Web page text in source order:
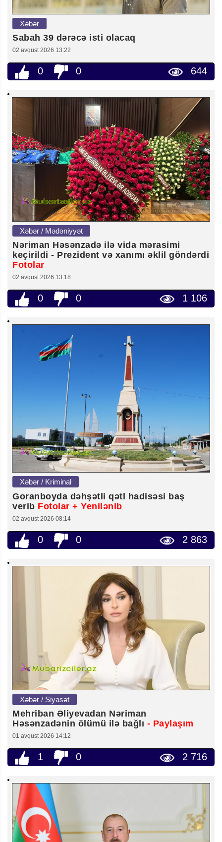
Xəbər
Sabah 39 dərəcə isti olacaq
02 avqust 2026 13:22
0 0 644
Xəbər / Mədəniyyət
Nəriman Həsənzadə ilə vida mərasimi
keçirildi - Prezident və xanımı əklil göndərdi
Fotolar
02 avqust 2026 13:18
0 0 1 106
Xəbər / Kriminal
Goranboyda dəhşətli qətl hadisəsi baş
verib Fotolar + Yenilənib
02 avqust 2026 08:14
0 0 2 863
Xəbər / Siyasət
Mehriban Əliyevadan Nəriman
Həsənzadənin ölümü ilə bağlı - Paylaşım
01 avqust 2026 14:12
1 0 2 716